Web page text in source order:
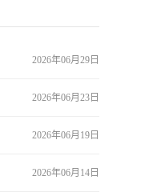
2026年06月29日
2026年06月23日
2026年06月19日
2026年06月14日